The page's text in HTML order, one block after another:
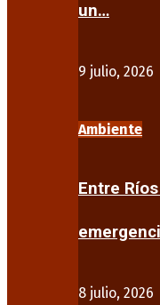
un…
9 julio, 2026
Ambiente
Entre
8 julio, 2026